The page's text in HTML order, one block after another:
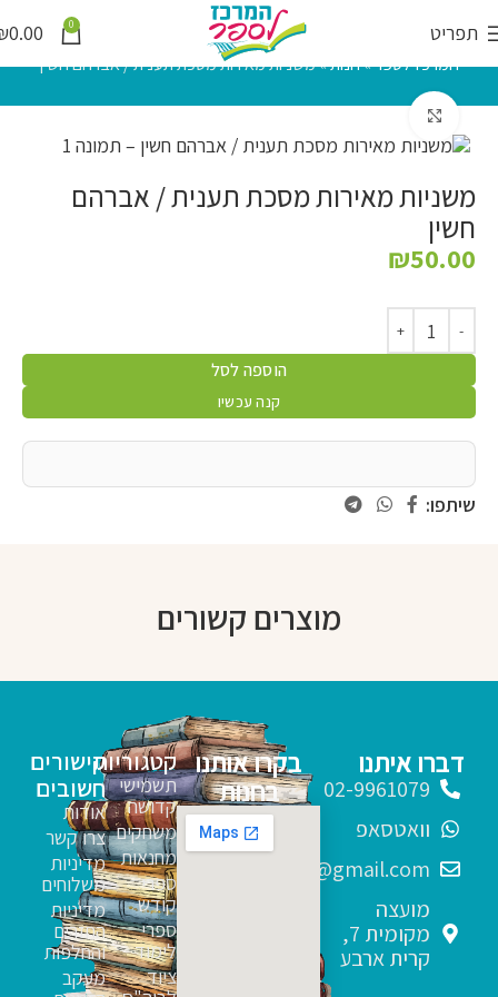
תפריט 0
0.00
המרכז לספר»חנות»משניות מאירות מסכת תענית / אברהם חשין
משניות מאירות מסכת תענית / אברהם
חשין
₪50.00
הוספה לסל
קנה עכשיו
שיתפו:
מוצרים קשורים
קטגוריות
תשמישי
קדושה
משחקים
מחנאות
ספרי
קודש
ספרי
לימוד
ציוד
קישורים
חשובים
אודות
צרו קשר
מדיניות
משלוחים
מדיניות
החזרים
והחלפות
מעקב
דברו איתנו
02-9961079
וואטסאפ
sfarim.k4@gmail.com
מועצה
מקומית 7,
קרית ארבע
בקרו אותנו
בחנות